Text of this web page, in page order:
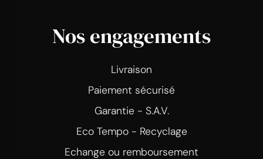
Nos engagements
Livraison
Paiement sécurisé
Garantie - S.A.V.
Eco Tempo - Recyclage
Echange ou remboursement